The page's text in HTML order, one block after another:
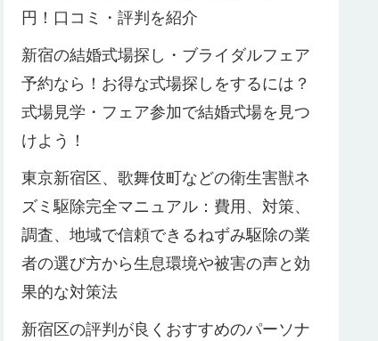
円！口コミ・評判を紹介
新宿の結婚式場探し・ブライダルフェア
予約なら！お得な式場探しをするには？
式場見学・フェア参加で結婚式場を見つ
けよう！
東京新宿区、歌舞伎町などの衛生害獣ネ
ズミ駆除完全マニュアル：費用、対策、
調査、地域で信頼できるねずみ駆除の業
者の選び方から生息環境や被害の声と効
果的な対策法
新宿区の評判が良くおすすめのパーソナ